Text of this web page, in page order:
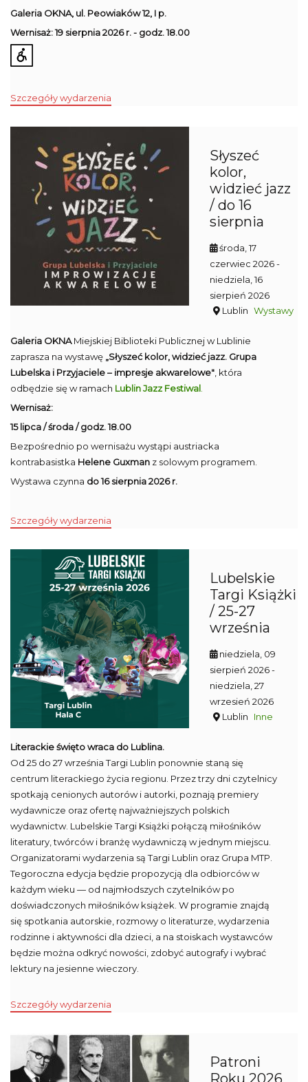
Galeria OKNA, ul. Peowiaków 12, I p.
Wernisaż: 19 sierpnia 2026 r. - godz. 18.00
Szczegóły wydarzenia
Słyszeć
kolor,
widzieć jazz
/ do 16
sierpnia
środa, 17
czerwiec 2026-
niedziela, 16
sierpień 2026
Lublin Wystawy
Galeria OKNAMiejskiej Biblioteki Publicznej w Lublinie
zaprasza na wystawę „Słyszeć kolor, widzieć jazz. Grupa
Lubelska i Przyjaciele – impresje akwarelowe" , która
odbędzie się w ramach Lublin Jazz Festiwal
Wernisaż:
15 lipca / środa / godz. 18.00
Bezpośrednio po wernisażu wystąpi austriacka
kontrabasistka Helene Guxman z solowym programem.
Wystawa czynna do 16 sierpnia 2026 r.
Szczegóły wydarzenia
Lubelskie
Targi Książki
/ 25-27
września
niedziela, 09
sierpień 2026-
niedziela, 27
wrzesień 2026
Lublin
Inne
Literackie święto wraca do Lublina.
Od 25 do 27 września Targi Lublin ponownie staną się
centrum literackiego życia regionu. Przez trzy dni czytelnicy
spotkają cenionych autorów i autorki, poznają premiery
wydawnicze oraz ofertę najważniejszych polskich
wydawnictw. Lubelskie Targi Książki połączą miłośników
literatury, twórców i branżę wydawniczą w jednym miejscu.
Organizatorami wydarzenia są Targi Lublin oraz Grupa MTP.
Tegoroczna edycja będzie propozycją dla odbiorców w
każdym wieku — od najmłodszych czytelników po
doświadczonych miłośników książek. W programie znajdą
się spotkania autorskie, rozmowy o literaturze, wydarzenia
rodzinne i aktywności dla dzieci, a na stoiskach wystawców
będzie można odkryć nowości, zdobyć autografy i wybrać
lektury na jesienne wieczory.
Szczegóły wydarzenia
Patroni
Roku 2026